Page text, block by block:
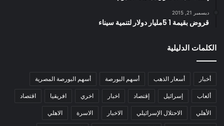
ديسمبر 21, 2015
قروض بقيمة 1 5مليار دولار لتنمية سيناء
الكلمات الدليلية
أخبار أسعار الذهب أسهم البورصة أسهم البورصة المصرية
ألعاب إسرائيل إقتصاد اخبار اخري افريقيا اقتصاد
الأهلي الاحتلال الإسرائيلي الاخبار الاسرة الاهلي